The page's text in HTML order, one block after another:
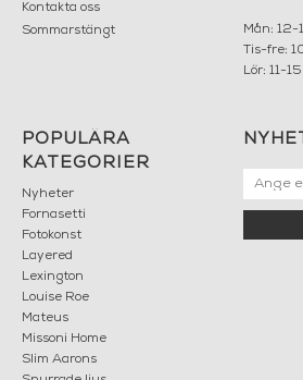
Kontakta oss
Sommarstängt
Mån: 12-
Tis-fre:
Lör: 11-15
POPULÄRA
KATEGORIER
Nyheter
Fornasetti
Fotokonst
Layered
Lexington
Louise Roe
Mateus
Missoni Home
Slim Aarons